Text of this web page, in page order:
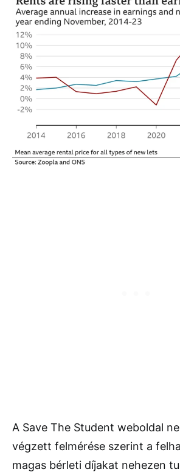
A Save The Student weboldal
végzett felmérése szerint a
magas bérleti díjakat nehezen